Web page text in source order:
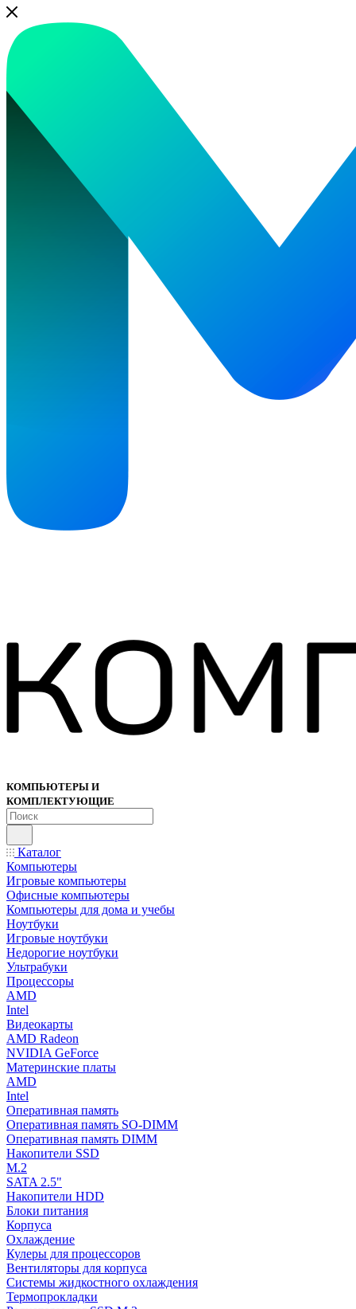
КОМПЬЮТЕРЫ И
КОМПЛЕКТУЮЩИЕ
Каталог
Компьютеры
Игровые компьютеры
Офисные компьютеры
Компьютеры для дома и учебы
Ноутбуки
Игровые ноутбуки
Недорогие ноутбуки
Ультрабуки
Процессоры
AMD
Intel
Видеокарты
AMD Radeon
NVIDIA GeForce
Материнские платы
AMD
Intel
Оперативная память
Оперативная память SO-DIMM
Оперативная память DIMM
Накопители SSD
M.2
SATA 2.5"
Накопители HDD
Блоки питания
Корпуса
Охлаждение
Кулеры для процессоров
Вентиляторы для корпуса
Системы жидкостного охлаждения
Термопрокладки